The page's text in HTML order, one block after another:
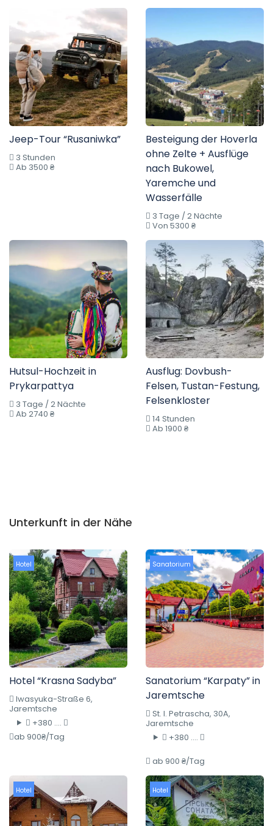
Jeep-Tour “Rusaniwka”
3 Stunden
Ab 3500 ₴
Besteigung der Hoverla
ohne Zelte + Ausflüge
nach Bukowel,
Yaremche und
Wasserfälle
3 Tage / 2 Nächte
Von 5300 ₴
Hutsul-Hochzeit in
Prykarpattya
3 Tage / 2 Nächte
Ab 2740 ₴
Ausflug: Dovbush-
Felsen, Tustan-Festung,
Felsenkloster
14 Stunden
Ab 1900 ₴
Unterkunft in der Nähe
Hotel
Hotel “Krasna Sadyba”
Iwasyuka-Straße 6,
Jaremtsche
+380 ....
ab 900₴/Tag
Sanatorium
Sanatorium “Karpaty” in
Jaremtsche
St. I. Petrascha, 30A,
Jaremtsche
+380 ....
ab 900 ₴/Tag
Hotel Hotel